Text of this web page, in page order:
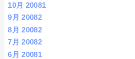
10月 20081
9月 20082
8月 20082
7月 20082
6月 20081